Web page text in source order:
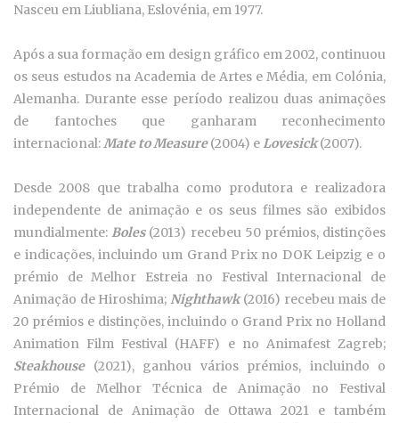
Nasceu em Liubliana, Eslovénia, em 1977.
Após a sua formação em design gráfico em 2002, continuou
os seus estudos na Academia de Artes e Média, em Colónia,
Alemanha. Durante esse período realizou duas animações
de fantoches que ganharam reconhecimento
internacional:Mate to Measure(2004) eLovesick(2007).
Desde 2008 que trabalha como produtora e realizadora
independente de animação e os seus filmes são exibidos
mundialmente:Boles(2013) recebeu 50 prémios, distinções
e indicações, incluindo um Grand Prix no DOK Leipzig e o
prémio de Melhor Estreia no Festival Internacional de
Animação de Hiroshima;Nighthawk (2016) recebeu mais de
20 prémios e distinções, incluindo o Grand Prix no Holland
Animation Film Festival (HAFF) e no Animafest Zagreb;
Steakhouse(2021), ganhou vários prémios, incluindo o
Prémio de Melhor Técnica de Animação no Festival
Internacional de Animação de Ottawa 2021 e também